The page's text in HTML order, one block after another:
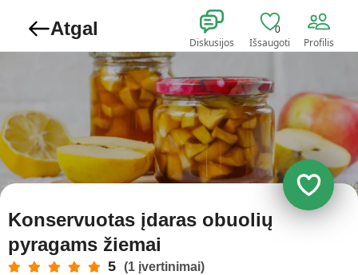
Atgal
Diskusijos
0
Išsaugoti Profilis
Konservuotas įdaras obuolių
pyragams žiemai
5 (1 įvertinimai)